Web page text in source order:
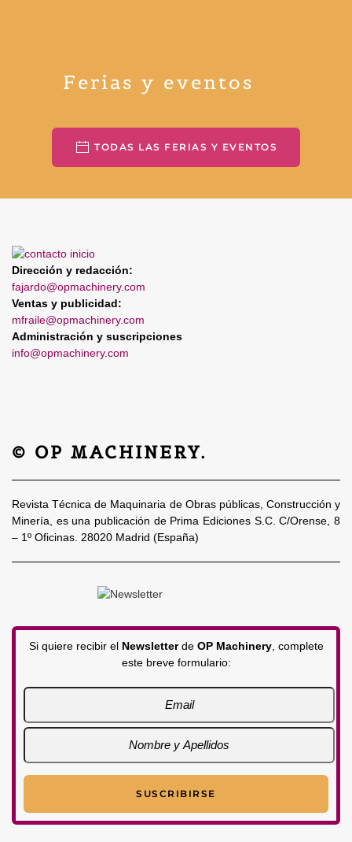
Ferias y eventos
TODAS LAS FERIAS Y EVENTOS
Dirección y redacción:
fajardo@opmachinery.com
Ventas y publicidad:
mfraile@opmachinery.com
Administración y suscripciones
info@opmachinery.com
© OP MACHINERY.
Revista Técnica de Maquinaria de Obras públicas, Construcción y
Minería, es una publicación de Prima Ediciones S.C. C/Orense, 8
– 1º Oficinas. 28020 Madrid (España)
Si quiere recibir el Newsletterde OP Machinery, complete
este breve formulario: